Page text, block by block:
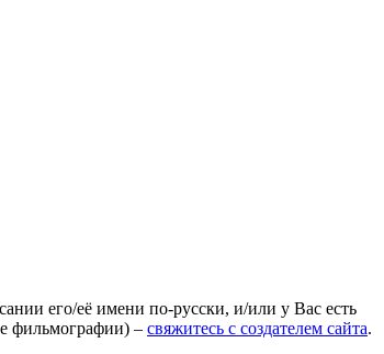
его/её имени по-русски, и/или у Вас есть
фильмографии) – свяжитесь с создателем сайта.